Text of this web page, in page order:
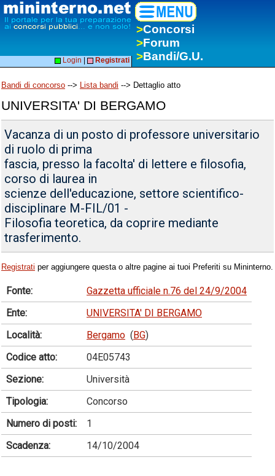
>Concorsi
>Forum
>Bandi/G.U.
Login Registrati
Bandi di concorso --> Lista bandi --> Dettaglio atto
UNIVERSITA' DI BERGAMO
Vacanza di un posto di professore universitario
di ruolo di prima
fascia, presso la facolta' di lettere e filosofia,
corso di laurea in
scienze dell'educazione, settore scientifico-
disciplinare M-FIL/01 -
Filosofia teoretica, da coprire mediante
trasferimento.
Registrati per aggiungere questa o altre pagine ai tuoi Preferiti su Mininterno.
Fonte:
Gazzetta ufficiale n.76 del 24/9/2004
Ente:
UNIVERSITA' DI BERGAMO
Località:
Bergamo (BG)
Codice atto:
04E05743
Sezione:
Università
Tipologia:
Concorso
Numero di posti:
1
Scadenza:
14/10/2004